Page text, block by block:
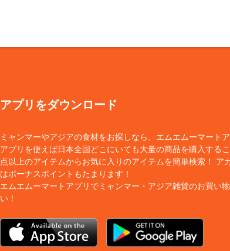
アプリをダウンロード
ミャンマーやアジアの食材をお探しなら、エムエムーマートア
アプリを使えば日本全国どこにいても大量の商品を購入する
点以上のアイテムからお気に入りのアイテムを簡単検索！ ア
はボーナスポイントもたまります！
エムエムーマートアプリでミャンマー・アジア雑貨のお買い
い！